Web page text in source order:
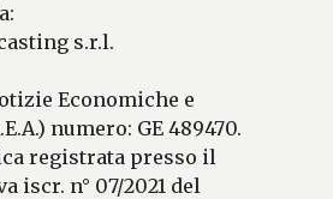
s.r.l.
Economiche e
numero: GE 489470.
registrata presso il
iscr. n° 07/2021 del